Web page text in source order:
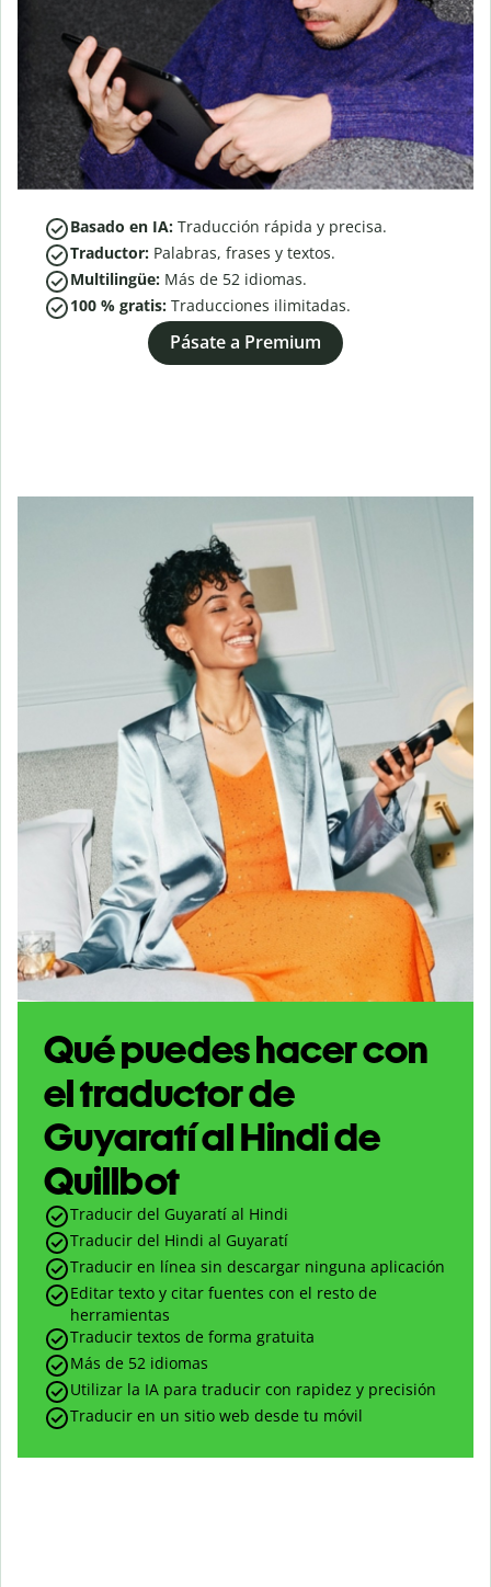
Basado en IA: Traducción rápida y precisa.
Traductor: Palabras, frases y textos.
Multilingüe: Más de 52 idiomas.
100 % gratis: Traducciones ilimitadas.
Pásate a Premium
Qué puedes hacer con
el traductor de
Guyaratí al Hindi de
Quillbot
Traducir del Guyaratí al Hindi
Traducir del Hindi al Guyaratí
Traducir en línea sin descargar ninguna aplicación
Editar texto y citar fuentes con el resto de
herramientas
Traducir textos de forma gratuita
Más de 52 idiomas
Utilizar la IA para traducir con rapidez y precisión
Traducir en un sitio web desde tu móvil